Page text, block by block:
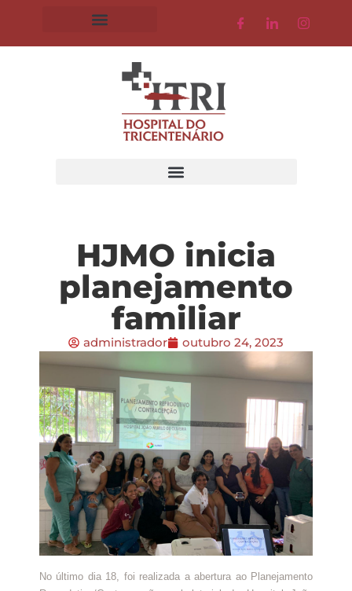
HJMO inicia
planejamento
familiar
administrador outubro 24, 2023
No último dia 18, foi realizada a abertura ao Planejamento